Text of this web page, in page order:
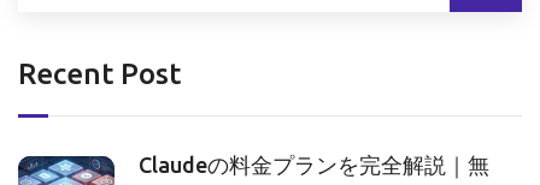
Recent Post
Claudeの料金プランを完全解説｜無